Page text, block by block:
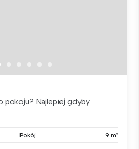
pokoju? Najlepiej gdyby
Pokój 9 m²